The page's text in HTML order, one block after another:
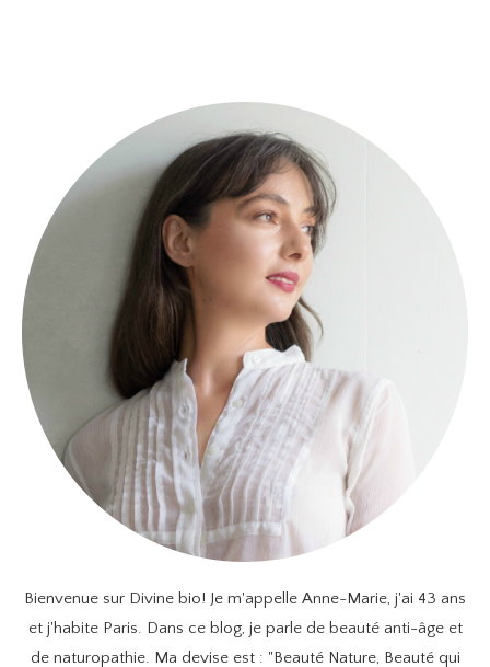
Bienvenue sur Divine bio! Je m'appelle Anne-Marie, j'ai 43 ans
et j'habite Paris. Dans ce blog, je parle de beauté anti-âge et
de naturopathie. Ma devise est : "Beauté Nature, Beauté qui